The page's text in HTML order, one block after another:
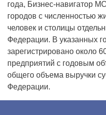
года, Бизнес-навигатор
городов с численностью
человек и столицы
Федерации. В указанных
зарегистрировано около
предприятий с годовым
общего объема выручки
Федерации.